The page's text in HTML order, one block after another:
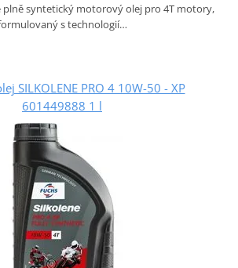
plně syntetický motorový olej pro 4T motory,
s technologií…
SILKOLENE PRO 4 10W-50 - XP
601449888 1 l